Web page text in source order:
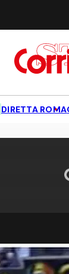
DIRETTA ROMA